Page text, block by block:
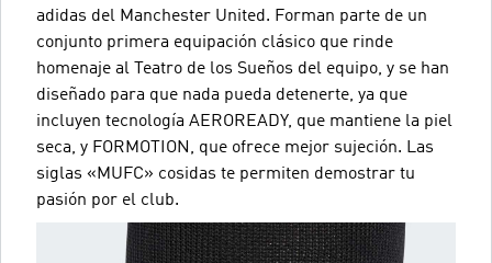
adidas del Manchester United. Forman parte de un
conjunto primera equipación clásico que rinde
homenaje al Teatro de los Sueños del equipo, y se han
diseñado para que nada pueda detenerte, ya que
incluyen tecnología AEROREADY, que mantiene la piel
seca, y FORMOTION, que ofrece mejor sujeción. Las
siglas «MUFC» cosidas te permiten demostrar tu
pasión por el club.